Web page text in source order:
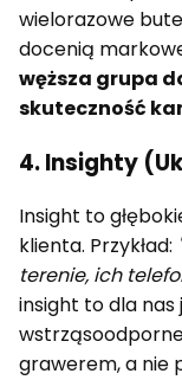
wielorazowe
docenią
węższa grupa
skuteczność
4. Insighty
Insight to
klienta. Przykład:
terenie, ich
insight to dla nas
grawerem, a nie